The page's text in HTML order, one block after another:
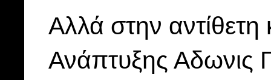
Αλλά στην
Ανάπτυξης Αδωνις